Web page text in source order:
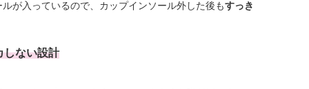
が入っているので、カップインソール外した後もすっき
しない設計